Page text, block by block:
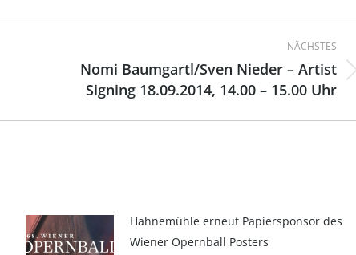
NÄCHSTES
Nomi Baumgartl/Sven Nieder – Artist
Signing 18.09.2014, 14.00 – 15.00 Uhr
Hahnemühle erneut Papiersponsor des
Wiener Opernball Posters